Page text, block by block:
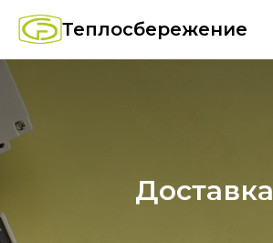
Теплосбережение
Доставка